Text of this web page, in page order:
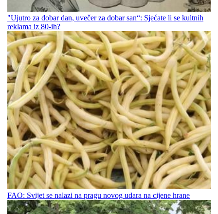
"Ujutro za dobar dan, uvečer za dobar san“: Sjećate li se kultnih
reklama iz 80-ih?
FAO: Svijet se nalazi na pragu novog udara na cijene hrane